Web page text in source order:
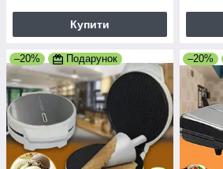
Купити
–20% Подарунок –20%